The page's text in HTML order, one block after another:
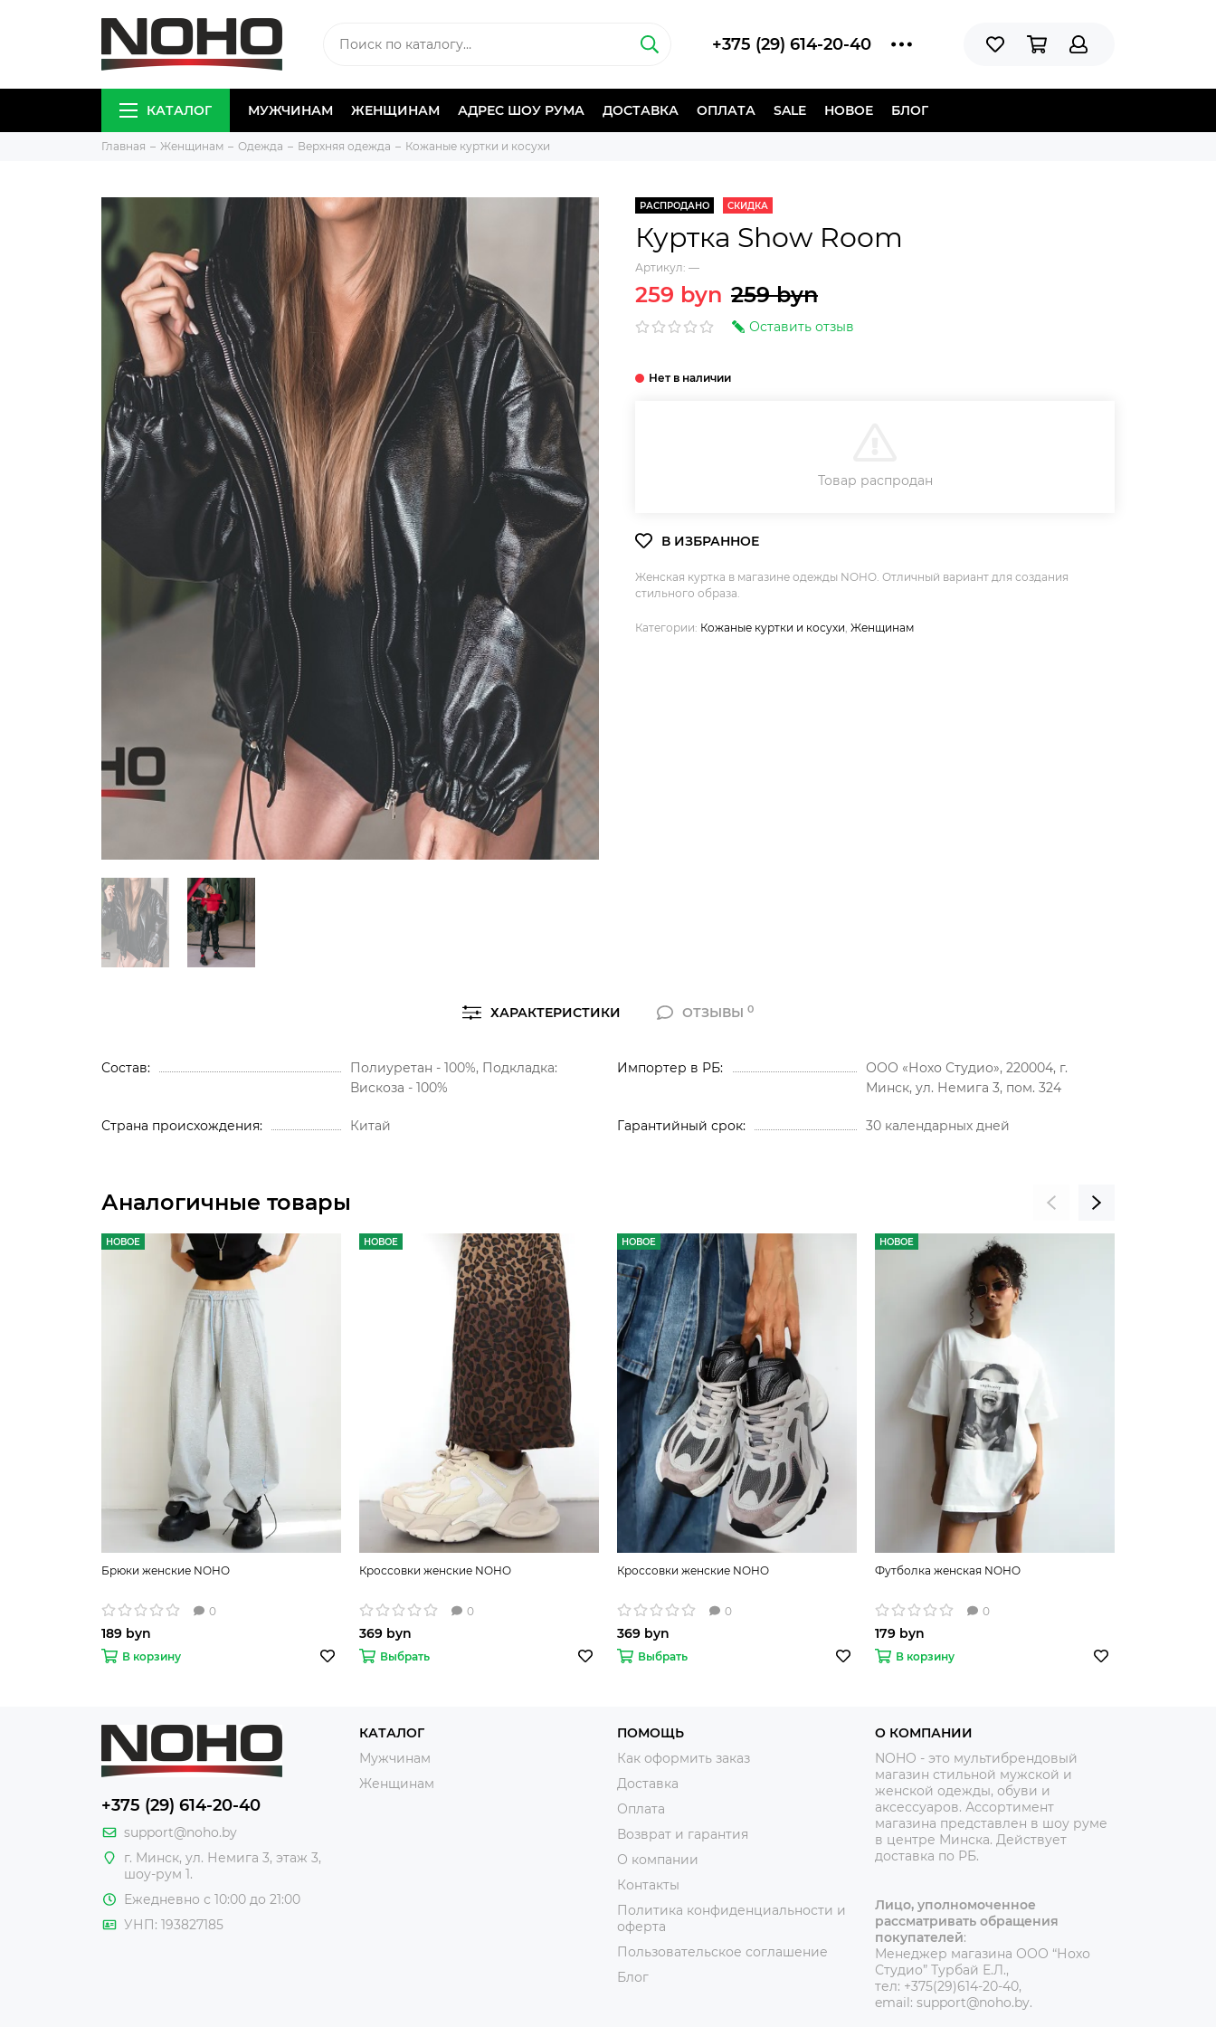
+375 (29) 614-20-40
КАТАЛОГ МУЖЧИНАМ ЖЕНЩИНАМ АДРЕС ШОУ РУМА ДОСТАВКА ОПЛАТА SALE НОВОЕ БЛОГ
Главная Женщинам Одежда Верхняя одежда Кожаные куртки и косухи
РАСПРОДАНО СКИДКА
Куртка Show Room
Артикул: —
259 byn 259 byn
Оставить отзыв
Товар распродан
Женская куртка в магазине одежды NOHO. Отличный вариант для создания
стильного образа.
Категории: Кожаные куртки и косухи Женщинам
ХАРАКТЕРИСТИКИ ОТЗЫВЫ0
Состав
Полиуретан - 100%, Подкладка:
Вискоза - 100%
Страна происхождения Китай
Импортер в РБ
ООО «Нохо Студио», 220004, г.
Минск, ул. Немига 3, пом. 324
Гарантийный срок 30 календарных дней
Аналогичные товары
НОВОЕ
Брюки женские NOHO
0
189 byn
В корзину
НОВОЕ
Кроссовки женские NOHO
0
369 byn
Выбрать
НОВОЕ
Кроссовки женские NOHO
0
369 byn
Выбрать
НОВОЕ
Футболка женская NOHO
0
179 byn
В корзину
+375 (29) 614-20-40
support@noho.by
г. Минск, ул. Немига 3, этаж 3,
шоу-рум 1.
Ежедневно с 10:00 до 21:00
УНП: 193827185
КАТАЛОГ
Мужчинам
Женщинам
ПОМОЩЬ
Как оформить заказ
Доставка
Оплата
Возврат и гарантия
О компании
Контакты
Политика конфиденциальности и
оферта
Пользовательское соглашение
Блог
О КОМПАНИИ
NOHO - это мультибрендовый
магазин стильной мужской и
женской одежды, обуви и
аксессуаров. Ассортимент
магазина представлен в шоу руме
в центре Минска. Действует
доставка по РБ.
Лицо, уполномоченное
рассматривать обращения
покупателей:
Менеджер магазина ООО “Нохо
Студио” Турбай Е.Л.,
тел: +375(29)614-20-40,
email: support@noho.by.